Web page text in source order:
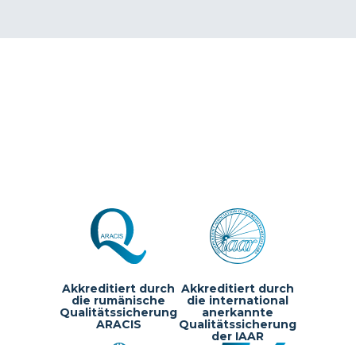
Akkreditiert durch
die rumänische
Qualitätssicherung
ARACIS
Akkreditiert durch
die international
anerkannte
Qualitätssicherung
der IAAR